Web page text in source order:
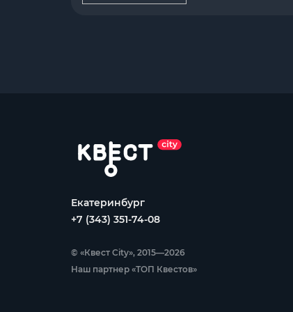
Екатеринбург
+7 (343) 351-74-08
© «Квест City», 2015—2026
Наш партнер «ТОП Квестов»